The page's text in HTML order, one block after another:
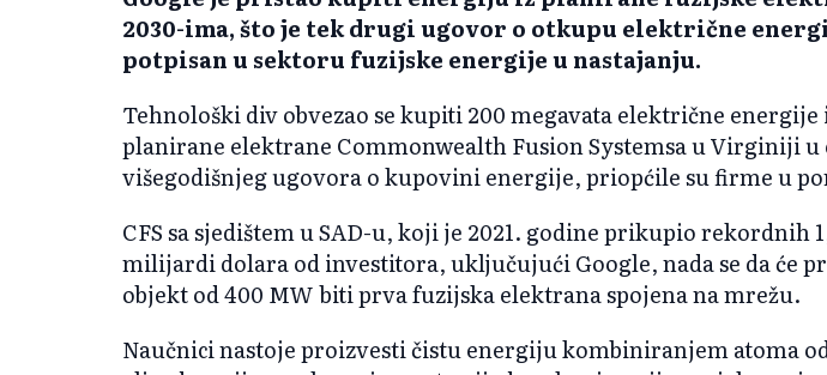
2030-ima, što je tek drugi ugovor o otkupu električne
potpisan u sektoru fuzijske energije u nastajanju.
Tehnološki div obvezao se kupiti 200 megavata električne energije
planirane elektrane Commonwealth Fusion Systemsa u Virginiji
višegodišnjeg ugovora o kupovini energije, priopćile su firme u
CFS sa sjedištem u SAD-u, koji je 2021. godine prikupio rekordnih
milijardi dolara od investitora, uključujući Google, nada se da će
objekt od 400 MW biti prva fuzijska elektrana spojena na mrežu.
Naučnici nastoje proizvesti čistu energiju kombiniranjem atoma